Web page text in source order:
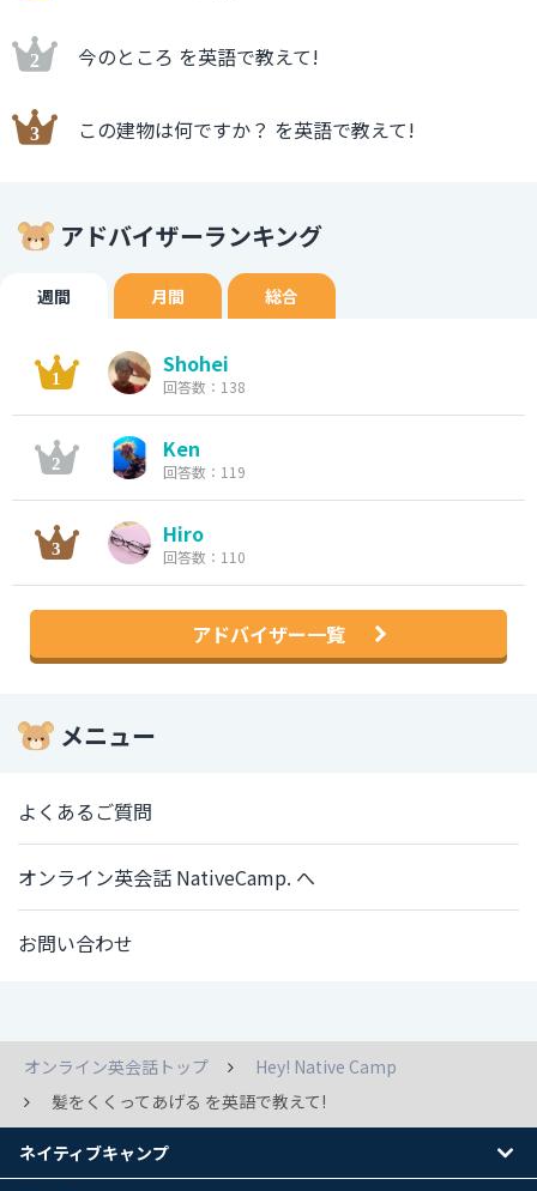
今のところ を英語で教えて!
この建物は何ですか？ を英語で教えて!
アドバイザーランキング
週間 月間 総合
Shohei
回答数：138
Ken
回答数：119
Hiro
回答数：110
アドバイザー一覧
メニュー
よくあるご質問
オンライン英会話 NativeCamp. へ
お問い合わせ
オンライン英会話トップ
Hey! Native Camp
髪をくくってあげる を英語で教えて!
ネイティブキャンプ